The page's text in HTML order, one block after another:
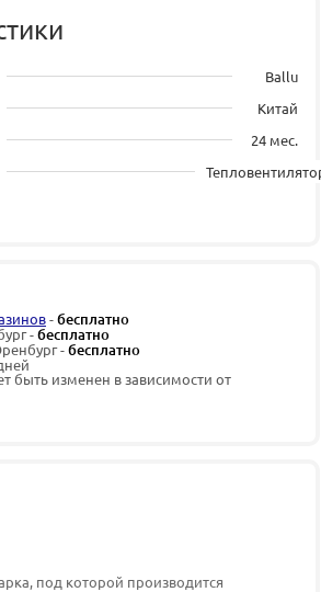
Ballu
Китай
24 мес.
-бесплатно
-бесплатно
-бесплатно
быть изменен в зависимости от
под которой производится